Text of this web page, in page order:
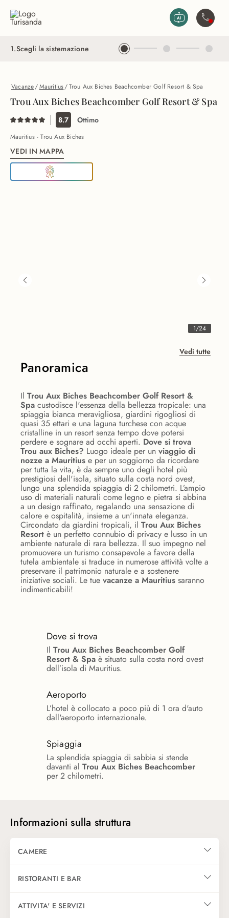
1.Scegli la sistemazione
Vacanze/Mauritius/Trou Aux Biches Beachcomber Golf Resort & Spa
Trou Aux Biches Beachcomber Golf Resort & Spa
8.7 Ottimo
Mauritius - Trou Aux Biches
VEDI IN MAPPA
1/24
Vedi tutte
Panoramica
Dove si trova
Il Trou Aux Biches Beachcomber Golf
Resort & Spa è situato sulla costa nord ovest
dell’isola di Mauritius.
Aeroporto
L’hotel è collocato a poco più di 1 ora d'auto
dall'aeroporto internazionale.
Spiaggia
La splendida spiaggia di sabbia si stende
davanti al Trou Aux Biches Beachcomber
per 2 chilometri.
Il Trou Aux Biches Beachcomber Golf Resort &
Spa custodisce l'essenza della bellezza tropicale: una
spiaggia bianca meravigliosa, giardini rigogliosi di
quasi 35 ettari e una laguna turchese con acque
cristalline in un resort senza tempo dove potersi
perdere e sognare ad occhi aperti. Dove si trova
Trou aux Biches? Luogo ideale per un viaggio di
nozze a Mauritius e per un soggiorno da ricordare
per tutta la vita, è da sempre uno degli hotel più
prestigiosi dell'isola, situato sulla costa nord ovest,
lungo una splendida spiaggia di 2 chilometri. L’ampio
uso di materiali naturali come legno e pietra si abbina
a un design raffinato, regalando una sensazione di
calore e ospitalità, insieme a un'innata eleganza.
Circondato da giardini tropicali, il Trou Aux Biches
Resort è un perfetto connubio di privacy e lusso in un
ambiente naturale di rara bellezza. Il suo impegno nel
promuovere un turismo consapevole a favore della
tutela ambientale si traduce in numerose attività volte a
preservare il patrimonio naturale e a sostenere
iniziative sociali. Le tue vacanze a Mauritius saranno
indimenticabili!
Informazioni sulla struttura
CAMERE
Tutte le sistemazioni del
Trou Aux Biches Beachcomber Golf
110 Tropical Junior Suite (da 70 mq):
Disponibile doccia
RISTORANTI E BAR
IlTrou Aux Biches Hotel a Mauritius
offre una scelta di ben 6
ATTIVITA' E SERVIZI